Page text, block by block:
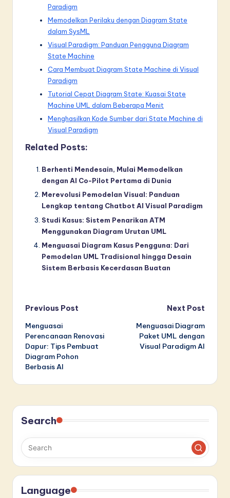
Paradigm
Memodelkan Perilaku dengan Diagram State
dalam SysML
Visual Paradigm: Panduan Pengguna Diagram
State Machine
Cara Membuat Diagram State Machine di Visual
Paradigm
Tutorial Cepat Diagram State: Kuasai State
Machine UML dalam Beberapa Menit
Menghasilkan Kode Sumber dari State Machine di
Visual Paradigm
Related Posts:
Berhenti Mendesain, Mulai Memodelkan
dengan AI Co-Pilot Pertama di Dunia
Merevolusi Pemodelan Visual: Panduan
Lengkap tentang Chatbot AI Visual Paradigm
Studi Kasus: Sistem Penarikan ATM
Menggunakan Diagram Urutan UML
Menguasai Diagram Kasus Pengguna: Dari
Pemodelan UML Tradisional hingga Desain
Sistem Berbasis Kecerdasan Buatan
Post
navigation
Previous Post
Menguasai
Perencanaan Renovasi
Dapur: Tips Pembuat
Diagram Pohon
Berbasis AI
Next Post
Menguasai Diagram
Paket UML dengan
Visual Paradigm AI
Search
Language